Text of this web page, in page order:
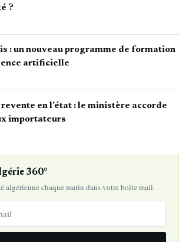
?
: un nouveau programme de formation
artificielle
en l’état : le ministère accorde
importateurs
360°
algérienne chaque matin dans votre boîte mail.